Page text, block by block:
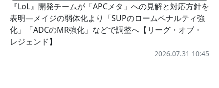
『LoL』開発チームが「APCメタ」への見解と対応方針を
表明―メイジの弱体化より「SUPのロームペナルティ強
化」「ADCのMR強化」などで調整へ【リーグ・オブ・
レジェンド】
2026.07.31 10:45